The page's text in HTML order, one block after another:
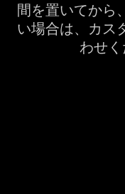
間を置いてから
い場合は、カス
わせく